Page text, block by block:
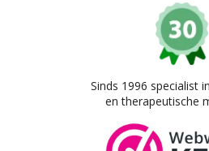
Sinds 1996 specialist
en therapeutische